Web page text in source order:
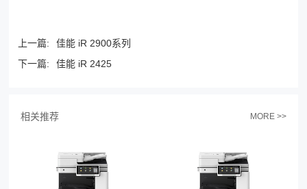
上一篇:
佳能 iR 2900系列
下一篇:
佳能 iR 2425
相关推荐 MORE >>